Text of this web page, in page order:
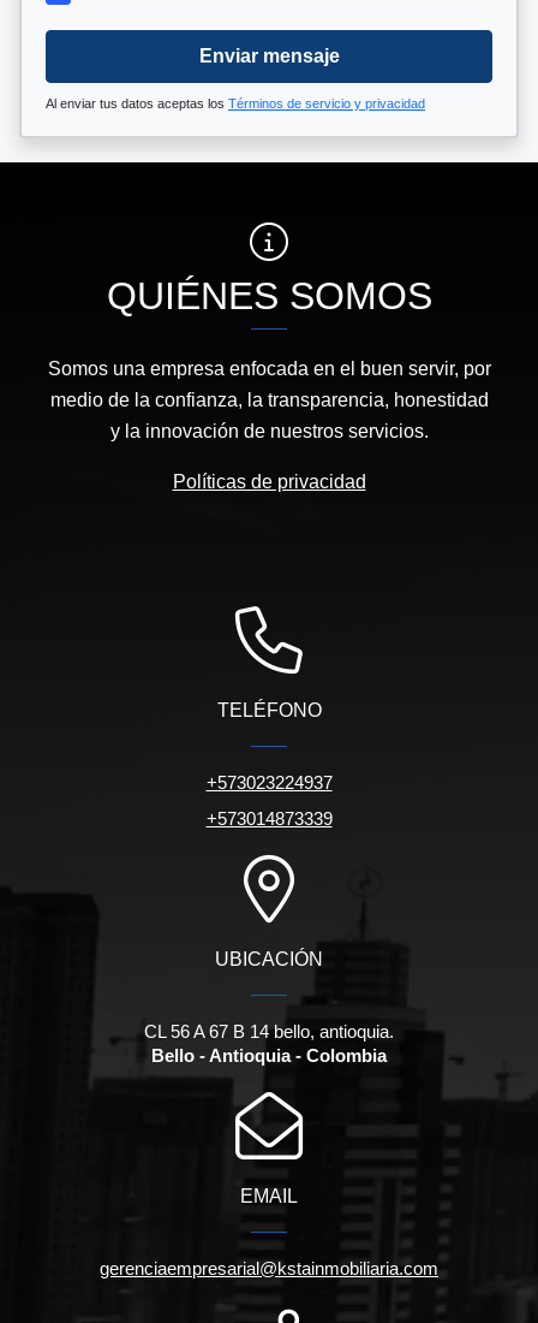
Enviar mensaje
Al enviar tus datos aceptas los Términos de servicio y privacidad
QUIÉNES SOMOS
Somos una empresa enfocada en el buen servir, por
medio de la confianza, la transparencia, honestidad
y la innovación de nuestros servicios.
Políticas de privacidad
TELÉFONO
+573023224937
+573014873339
UBICACIÓN
CL 56 A 67 B 14 bello, antioquia.
Bello - Antioquia - Colombia
EMAIL
gerenciaempresarial@kstainmobiliaria.com